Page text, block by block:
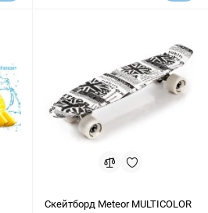
Скейтборд Meteor MULTICOLOR